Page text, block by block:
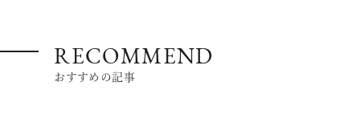
RECOMMEND
おすすめの記事